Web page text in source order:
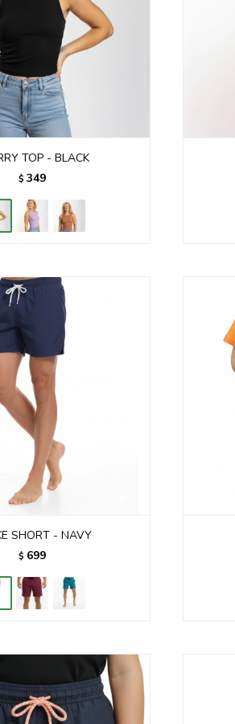
TOP - BLACK
$ 349
SHORT - NAVY
$ 699